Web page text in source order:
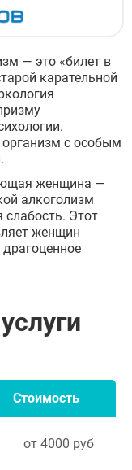
— это «билет в
карательной
с особым
женщина —
алкоголизм
слабость. Этот
женщин
Стоимость
от 4000 руб